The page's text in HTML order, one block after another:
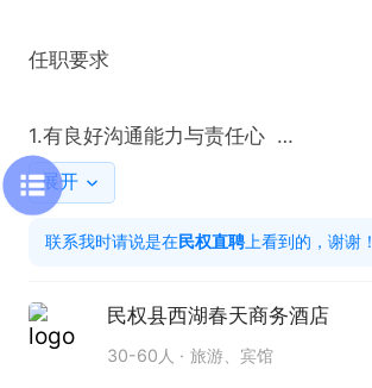
任职要求
1.有良好沟通能力与责任心
2. 熟悉基础清洁工具使用方法
展开
联系我时请说是在民权直聘 上看到的，谢谢！
民权县西湖春天商务酒店
30-60人 旅游、宾馆